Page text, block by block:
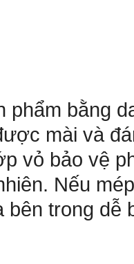
phẩm bằng
mài và
vỏ bảo vệ
Nếu
bên trong dễ